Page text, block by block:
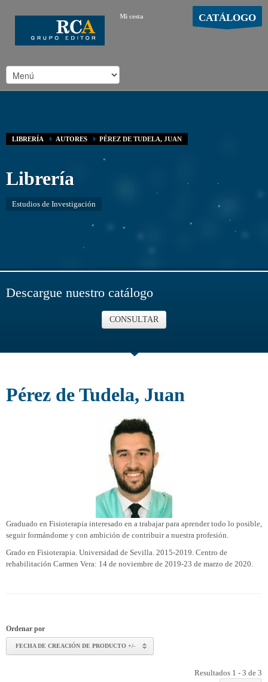
Mi cesta CATÁLOGO
LIBRERÍA AUTORES PÉREZ DE TUDELA, JUAN
Librería
Estudios de Investigación
Descargue nuestro catálogo
CONSULTAR
Pérez de Tudela, Juan
Graduado en Fisioterapia interesado en a trabajar para aprender todo lo posible,
seguir formándome y con ambición de contribuir a nuestra profesión.
Grado en Fisioterapia. Universidad de Sevilla. 2015-2019. Centro de
rehabilitación Carmen Vera: 14 de noviembre de 2019-23 de marzo de 2020.
Ordenar por
FECHA DE CREACIÓN DE PRODUCTO +/-
Resultados 1 - 3 de 3